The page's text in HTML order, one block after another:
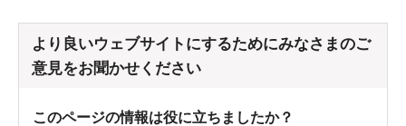
より良いウェブサイトにするためにみなさまのご
意見をお聞かせください
このページの情報は役に立ちましたか？